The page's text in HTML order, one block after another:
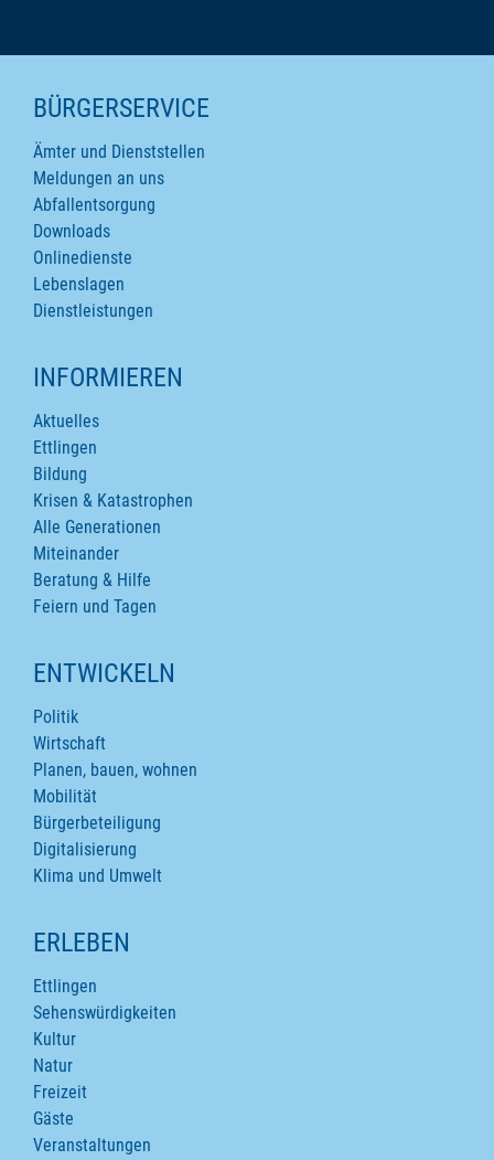
SEITENINHALTE
BÜRGERSERVICE
Ämter und Dienststellen
Meldungen an uns
Abfallentsorgung
Downloads
Onlinedienste
Lebenslagen
Dienstleistungen
INFORMIEREN
Aktuelles
Ettlingen
Bildung
Krisen & Katastrophen
Alle Generationen
Miteinander
Beratung & Hilfe
Feiern und Tagen
ENTWICKELN
Politik
Wirtschaft
Planen, bauen, wohnen
Mobilität
Bürgerbeteiligung
Digitalisierung
Klima und Umwelt
ERLEBEN
Ettlingen
Sehenswürdigkeiten
Kultur
Natur
Freizeit
Gäste
Veranstaltungen